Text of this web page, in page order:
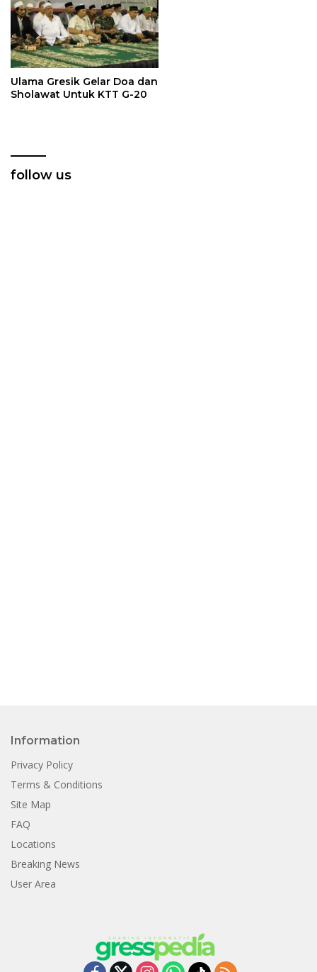
Ulama Gresik Gelar Doa dan
Sholawat Untuk KTT G-20
follow us
Information
Privacy Policy
Terms & Conditions
Site Map
FAQ
Locations
Breaking News
User Area